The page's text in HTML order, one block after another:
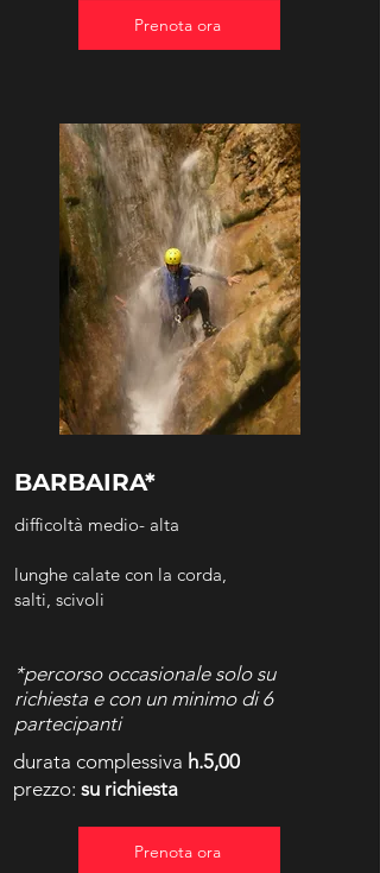
Prenota ora
BARBAIRA*
difficoltà medio- alta
lunghe calate con la corda,
salti, scivoli
*percorso occasionale solo su
richiesta e con un minimo di6
partecipanti
durata complessiva h.5,00
prezzo: su richiesta
Prenota ora